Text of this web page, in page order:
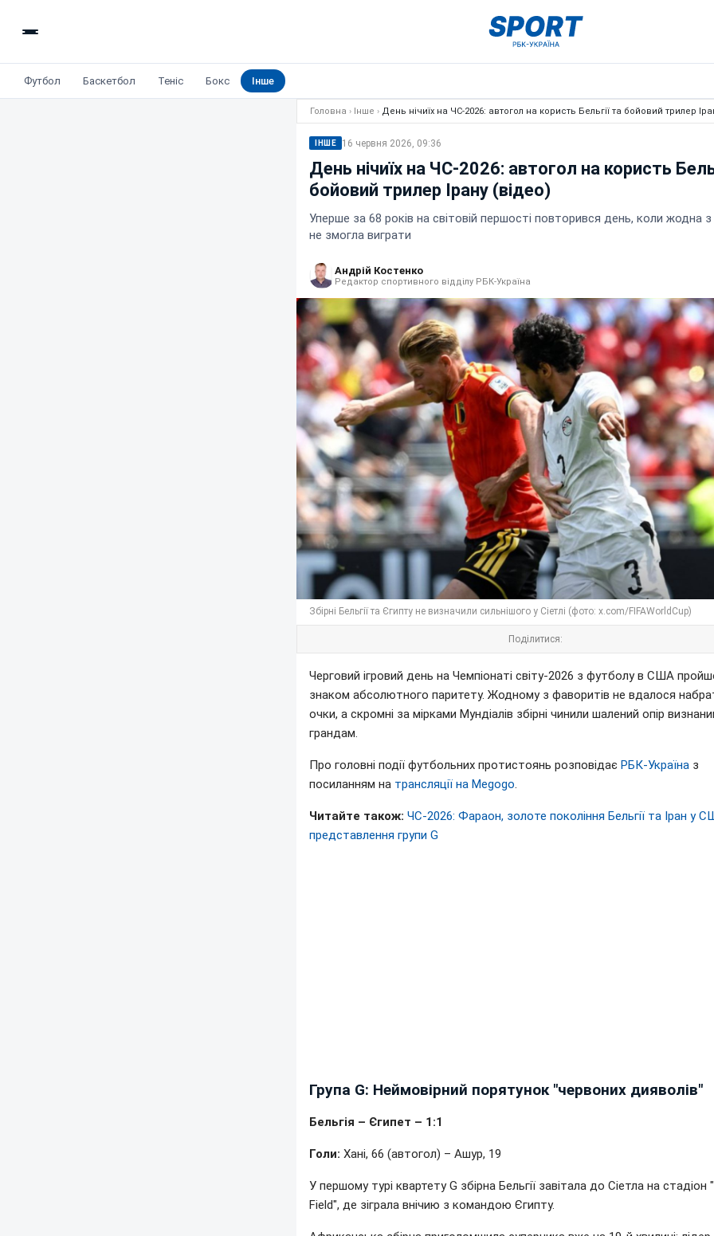
Футбол Баскетбол Теніс Бокс Інше
Головна › Інше › День нічиїх на ЧС-2026: автогол на користь Бельгії та бойовий трилер
ІНШЕ 16 червня 2026, 09:36
День нічиїх на ЧС-2026: автогол на користь
бойовий трилер Ірану (відео)
Уперше за 68 років на світовій першості повторився день, коли жодна
не змогла виграти
Андрій Костенко
Редактор спортивного відділу РБК-Україна
Збірні Бельгії та Єгипту не визначили сильнішого у Сіетлі (фото: x.com/FIFAWorldCup)
Поділитися:
Черговий ігровий день на Чемпіонаті світу-2026 з футболу в США
знаком абсолютного паритету. Жодному з фаворитів не вдалося
очки, а скромні за мірками Мундіалів збірні чинили шалений опір
грандам.
Про головні події футбольних протистоянь розповідає РБК-Україна з
посиланням на трансляції на Megogo.
Читайте також: ЧС-2026: Фараон, золоте покоління Бельгії та Іран у
представлення групи G
Група G: Неймовірний порятунок "червоних дияволів"
Бельгія – Єгипет – 1:1
Голи: Хані, 66 (автогол) – Ашур, 19
У першому турі квартету G збірна Бельгії завітала до Сіетла на стадіон
Field", де зіграла внічию з командою Єгипту.